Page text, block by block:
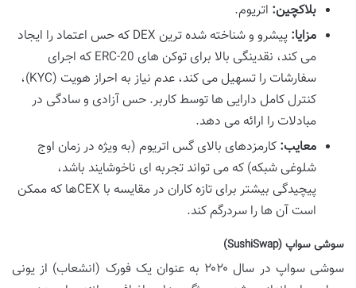
بلاکچین: اتریوم.
مزایا:
پیشرو و شناخته شده ترین DEX که حس اعتماد را ایجاد
می کند، نقدینگی بالا برای توکن های ERC-20 که اجرای
سفارشات را تسهیل می کند، عدم نیاز به احراز هویت (KYC)،
کنترل کامل دارایی ها توسط کاربر. حس آزادی و سادگی در
مبادلات را ارائه می دهد.
معایب: کارمزدهای بالای گس اتریوم (به ویژه در زمان اوج
شلوغی شبکه) که می تواند تجربه ای ناخوشایند باشد،
پیچیدگی بیشتر برای تازه کاران در مقایسه با CEXها که ممکن
است آن ها را سردرگم کند.
سوشی سواپ (SushiSwap)
سوشی سواپ در سال ۲۰۲۰ به عنوان یک فورک (انشعاب) از یونی